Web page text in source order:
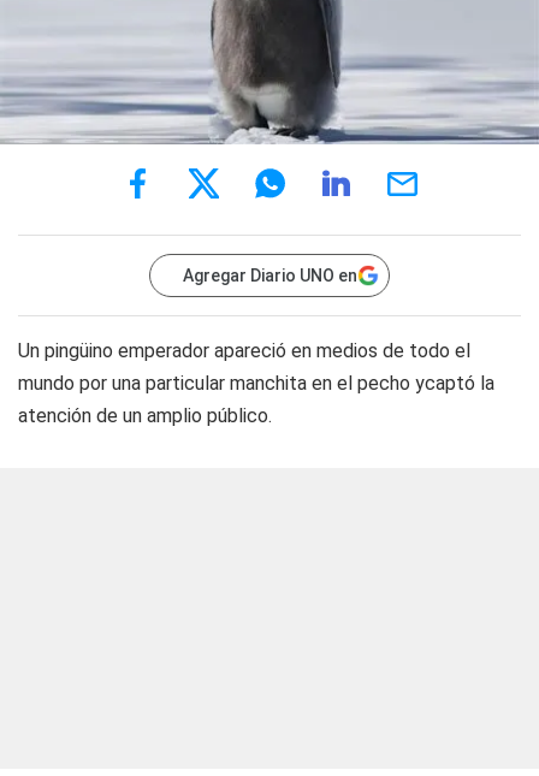
Agregar Diario UNO en
Un pingüino emperador apareció en medios de todo el
mundo por una particular manchita en el pecho ycaptó la
atención de un amplio público.